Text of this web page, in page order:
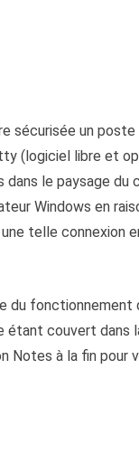
sécurisée un
(logiciel libre et
dans le paysage du
Windows en
telle connexion
du fonctionnement
étant couvert
Notes à la fin pour